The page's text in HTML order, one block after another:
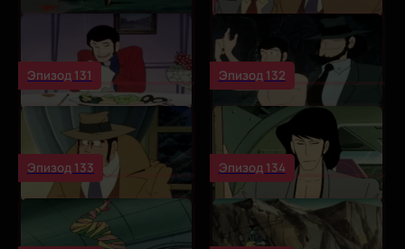
Эпизод 131 Эпизод 132
Эпизод 133 Эпизод 134